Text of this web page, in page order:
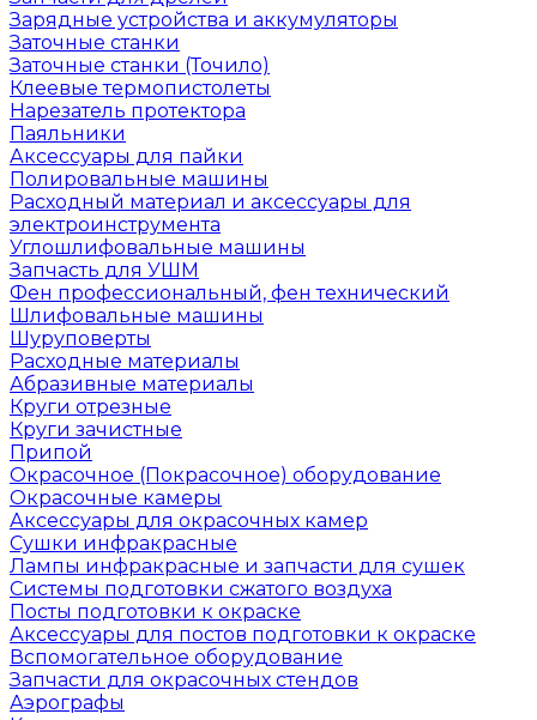
Зарядные устройства и аккумуляторы
Заточные станки
Заточные станки (Точило)
Клеевые термопистолеты
Нарезатель протектора
Паяльники
Аксессуары для пайки
Полировальные машины
Расходный материал и аксессуары для
электроинструмента
Углошлифовальные машины
Запчасть для УШМ
Фен профессиональный, фен технический
Шлифовальные машины
Шуруповерты
Расходные материалы
Абразивные материалы
Круги отрезные
Круги зачистные
Припой
Окрасочное (Покрасочное) оборудование
Окрасочные камеры
Аксессуары для окрасочных камер
Сушки инфракрасные
Лампы инфракрасные и запчасти для сушек
Системы подготовки сжатого воздуха
Посты подготовки к окраске
Аксессуары для постов подготовки к окраске
Вспомогательное оборудование
Запчасти для окрасочных стендов
Аэрографы